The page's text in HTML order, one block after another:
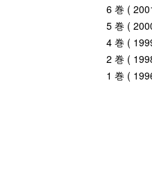
6 巻 (
5 巻 (
4 巻 (
2 巻 (
1 巻 (